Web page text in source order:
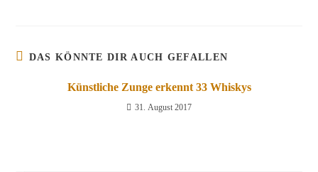
DAS KÖNNTE DIR AUCH GEFALLEN
Künstliche Zunge erkennt 33 Whiskys
31. August 2017